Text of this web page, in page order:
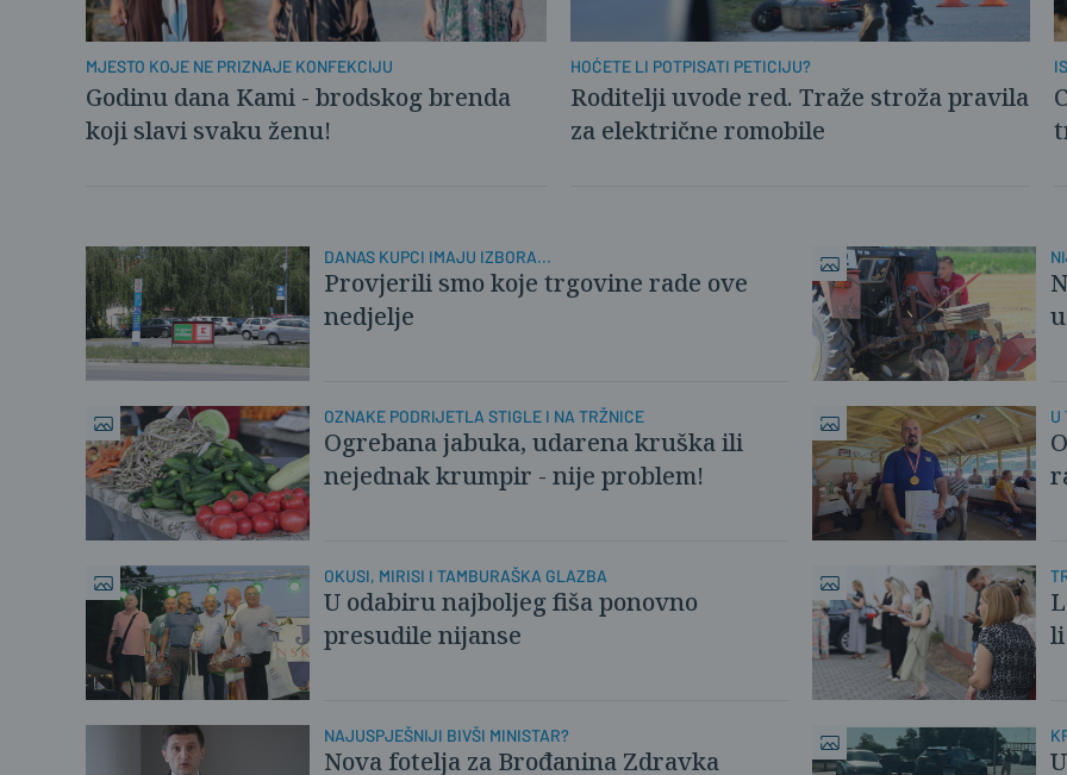
MJESTO KOJE NE PRIZNAJE KONFEKCIJU
Godinu dana Kami - brodskog brenda
koji slavi svaku ženu!
HOĆETE LI POTPISATI PETICIJU?
Roditelji uvode red. Traže stroža pravila
za električne romobile
DANAS KUPCI IMAJU IZBORA...
Provjerili smo koje trgovine rade ove
nedjelje
OZNAKE PODRIJETLA STIGLE I NA TRŽNICE
Ogrebana jabuka, udarena kruška ili
nejednak krumpir - nije problem!
U
OKUSI, MIRISI I TAMBURAŠKA GLAZBA
U odabiru najboljeg fiša ponovno
presudile nijanse
NAJUSPJEŠNIJI BIVŠI MINISTAR?
Nova fotelja za Brođanina Zdravka